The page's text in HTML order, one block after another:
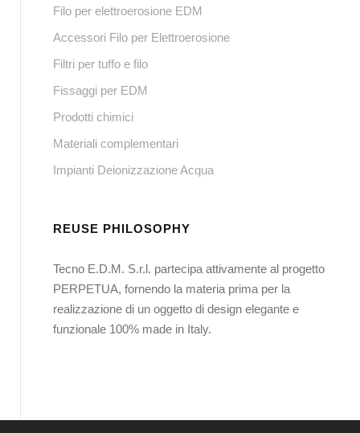
Filo per elettroerosione EDM
Accessori Filo per Elettroerosione
Filtri per tuffo e filo
Fissaggi per EDM
Prodotti chimici
Materiali complementari
Impianti Deionizzazione Acqua
REUSE PHILOSOPHY
Tecno E.D.M. S.r.l. partecipa attivamente al progetto
PERPETUA, fornendo la materia prima per la
realizzazione di un oggetto di design elegante e
funzionale 100% made in Italy.